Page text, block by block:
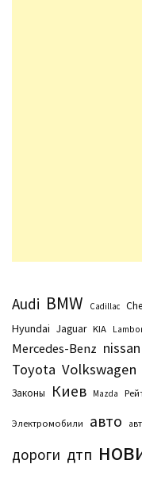
Audi BMW Cadillac
Hyundai Jaguar KIA
Mercedes-Benz nissan
Toyota Volkswagen
Законы Киев Маzda
Электромобили авто
дороги дтп